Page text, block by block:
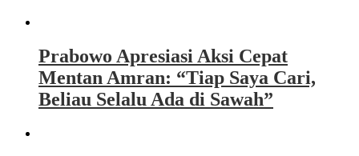
Prabowo Apresiasi Aksi Cepat
Mentan Amran: “Tiap Saya Cari,
Beliau Selalu Ada di Sawah”